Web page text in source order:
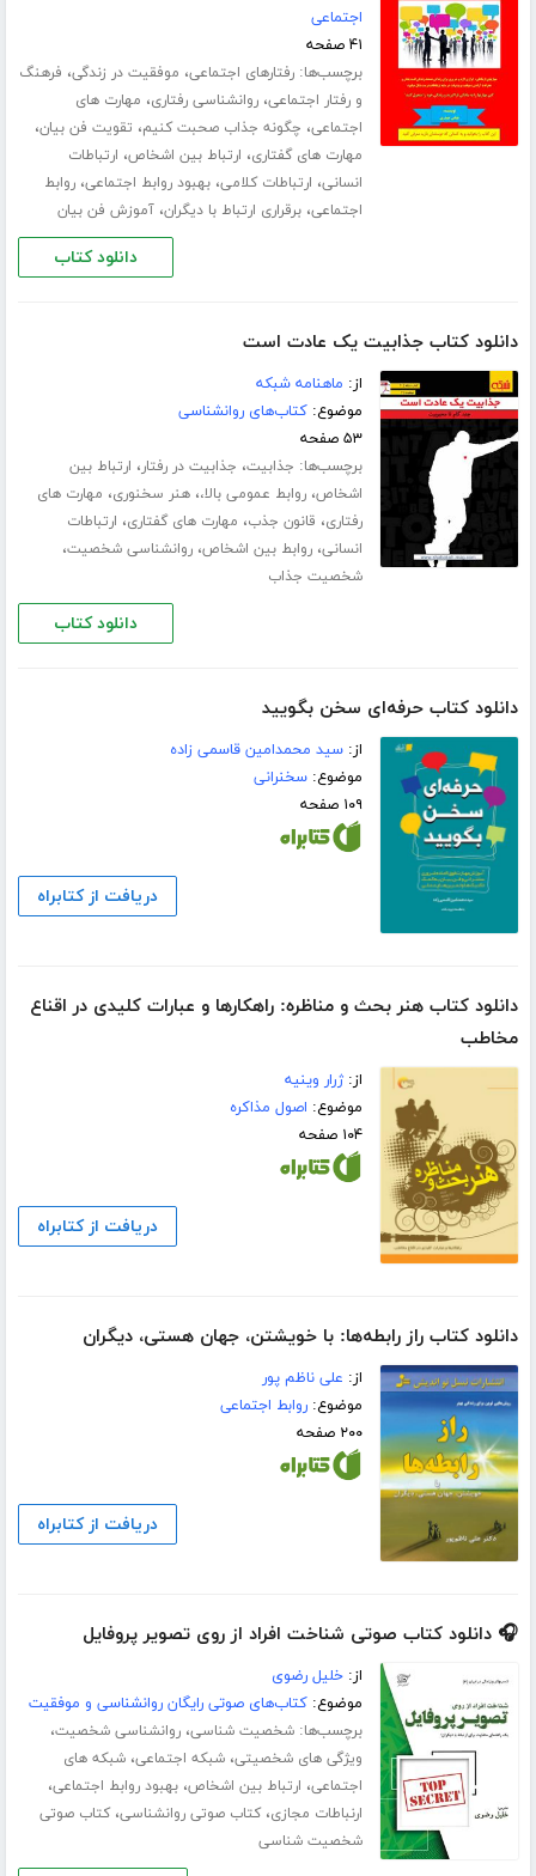
اجتماعی
۴۱ صفحه
برچسب‌ها:رفتارهای اجتماعی، موفقیت در زندگی، فرهنگ
و رفتار اجتماعی،روانشناسی رفتاری، مهارت های
اجتماعی، چگونه جذاب صحبت کنیم، تقویت فن بیان،
مهارت های گفتاری، ارتباط بین اشخاص، ارتباطات
انسانی، ارتباطات کلامی،بهبود روابط اجتماعی،روابط
اجتماعی،برقراری ارتباط با دیگران،آموزش فن بیان
دانلود کتاب
دانلود کتاب جذابیت یک عادت است
از: ماهنامه شبکه
موضوع:کتاب‌های روانشناسی
۵۳ صفحه
برچسب‌ها: جذابیت، جذابیت در رفتار، ارتباط بین
اشخاص،روابط عمومی بالا،،هنر سخنوری، مهارت های
رفتاری، قانون جذب، مهارت های گفتاری، ارتباطات
انسانی،روابط بین اشخاص،روانشناسی شخصیت،
شخصیت جذاب
دانلود کتاب
دانلود کتاب حرفه‌ای سخن بگویید
از:سید محمدامین قاسمی زاده
موضوع:سخنرانی
۱۰۹ صفحه
دریافت از کتابراه
دانلود کتاب هنر بحث و مناظره: راهکارها و عبارات کلیدی در اقناع
مخاطب
از:ژرار وینیه
موضوع: اصول مذاکره
۱۰۴ صفحه
دریافت از کتابراه
دانلود کتاب راز رابطه‌‌ها: با خویشتن، جهان هستی، دیگران
از: علی ناظم پور
موضوع:روابط اجتماعی
۲۰۰ صفحه
دریافت از کتابراه
🎧 دانلود کتاب صوتی شناخت افراد از روی تصویر پروفایل
از:خلیل رضوی
موضوع:کتاب‌های صوتی رایگان روانشناسی و موفقیت
برچسب‌ها:شخصیت شناسی،روانشناسی شخصیت،
ویژگی های شخصیتی،شبکه اجتماعی،شبکه‌ های
اجتماعی، ارتباط بین اشخاص،بهبود روابط اجتماعی،
ارنباطات مجازی،کتاب صوتی روانشناسی،کتاب صوتی
شخصیت شناسی